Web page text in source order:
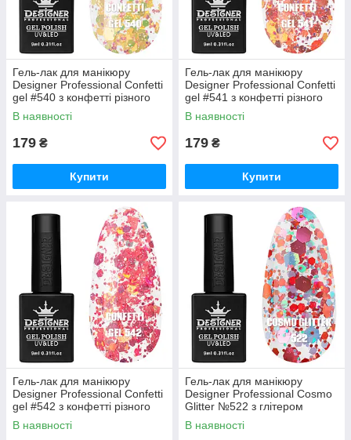
Гель-лак для манікюру
Designer Professional Confetti
gel #540 з конфетті різного
розміру, 9 мл
В наявності
179 ₴
Купити
Гель-лак для манікюру
Designer Professional Confetti
gel #541 з конфетті різного
розміру, 9 мл
В наявності
179 ₴
Купити
Гель-лак для манікюру
Designer Professional Confetti
gel #542 з конфетті різного
розміру, 9 мл
В наявності
Гель-лак для манікюру
Designer Professional Cosmo
Glitter №522 з глітером
різного розміру, 9 мл
В наявності